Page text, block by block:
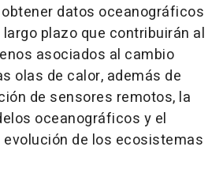
datos oceanográficos
plazo que contribuirán al
asociados al cambio
olas de calor, además de
de sensores remotos, la
oceanográficos y el
de los ecosistemas